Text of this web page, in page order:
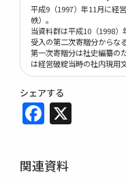
平成9（1997）年11月に経
帙）。
当資料群は平成10（1998
受入の第二次寄贈分からなる
第一次寄贈分は社史編纂の
は経営破綻当時の社内現用
シェアする
関連資料